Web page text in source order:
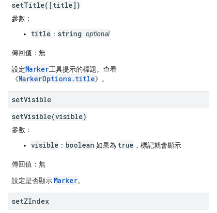
setTitle([title])
參數：
title ： string optional
傳回值： 無
設定Marker工具提示的標題。查看
《MarkerOptions.title》。
setVisible
setVisible(visible)
參數：
visible ： boolean 如果為 true ，標記就會顯示
傳回值： 無
設定是否顯示 Marker。
setZIndex